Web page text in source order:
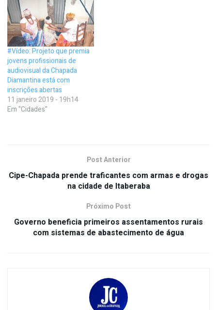
#Vídeo: Projeto que premia
jovens profissionais de
audiovisual da Chapada
Diamantina está com
inscrições abertas
11 janeiro 2019 - 19h14
Em "Cidades"
Post Anterior
Cipe-Chapada prende traficantes com armas e drogas
na cidade de Itaberaba
Próximo Post
Governo beneficia primeiros assentamentos rurais
com sistemas de abastecimento de água